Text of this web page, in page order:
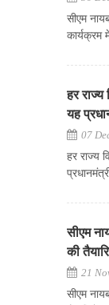
सीएम
कार्यक्रम
हर राज्य
यह
07
हर राज्य
सीएम
की
21
सीएम